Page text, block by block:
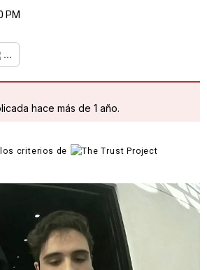
PM
...
hace más de 1 año.
criterios de